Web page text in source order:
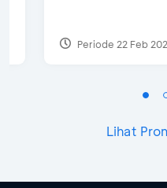
Periode 22 Feb 2025
Lihat